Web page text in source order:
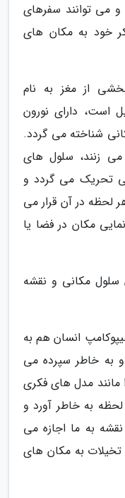
می توانند سفرهای
خود به مکان های
از مغز به نام
است، دارای نورون
شناخته می گردد.
زنند، سلول های
تحریک می گردد و
لحظه در آن قرار می
مکان در فضا یا
سلول مکانی و نقشه
انسان هم به
به خاطر سپرده می
مانند مدل های فکری
به خاطر آورد و
نقشه به ما اجازه می
به مکان های